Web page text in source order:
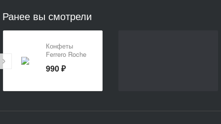
Ранее вы смотрели
Конфеты
Ferrero Roche
990 ₽